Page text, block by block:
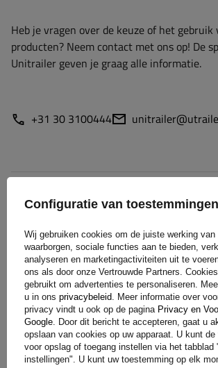
Heb je vragen over de keuze of het gebruik
producten? Neem contact met ons op! De
Unitrailer geven je graag alle informatie.
+31 30 3100444
Levering
Stel uw vraag
Beoordelingen(0)
Configuratie van toestemmingen
Wij gebruiken cookies om de juiste werking
waarborgen, sociale functies aan te bieden,
analyseren en marketingactiviteiten uit te
ons als door onze Vertrouwde Partners.
gebruikt om advertenties te personaliseren.
u in ons privacybeleid . Meer informatie over
privacy vindt u ook op de pagina Privacy en
Google . Door dit bericht te accepteren, gaat u
opslaan van cookies op uw apparaat. U kunt de
voor opslag of toegang instellen via het tabblad
instellingen". U kunt uw toestemming op elk